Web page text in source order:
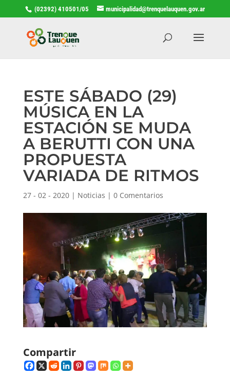
(02392) 410501/05 municipalidad@trenquelauquen.gov.ar
ESTE SÁBADO (29)
MÚSICA EN LA
ESTACIÓN SE MUDA
A BERUTTI CON UNA
PROPUESTA
VARIADA DE RITMOS
27 - 02 - 2020| Noticias | 0 Comentarios
Compartir